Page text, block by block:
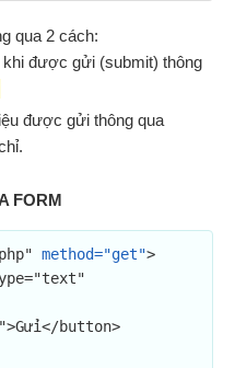
qua 2 cách:
được gửi (submit) thông
được gửi thông qua
FORM
method="get">